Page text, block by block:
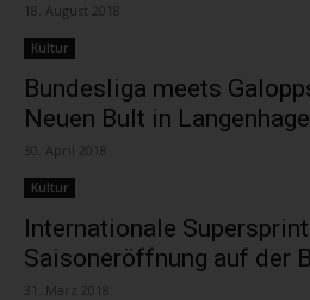
18. August 2018
Kultur
Bundesliga meets
Neuen Bult in
30. April 2018
Kultur
Internationale
Saisoneröffnung auf der
31. März 2018